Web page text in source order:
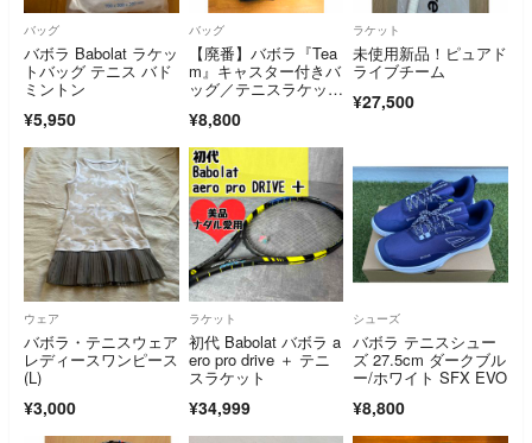
バッグ
バボラ Babolat ラケッ
トバッグ テニス バド
ミントン
¥5,950
バッグ
【廃番】バボラ『Tea
m』キャスター付きバ
ッグ／テニスラケット
¥8,800
ラケット
未使用新品！ピュアド
ライブチーム
¥27,500
ウェア
バボラ・テニスウェア
レディースワンピース
(L)
¥3,000
ラケット
初代 Babolat バボラ a
ero pro drive ＋ テニ
スラケット
¥34,999
シューズ
バボラ テニスシュー
ズ 27.5cm ダークブル
ー/ホワイト SFX EVO
¥8,800